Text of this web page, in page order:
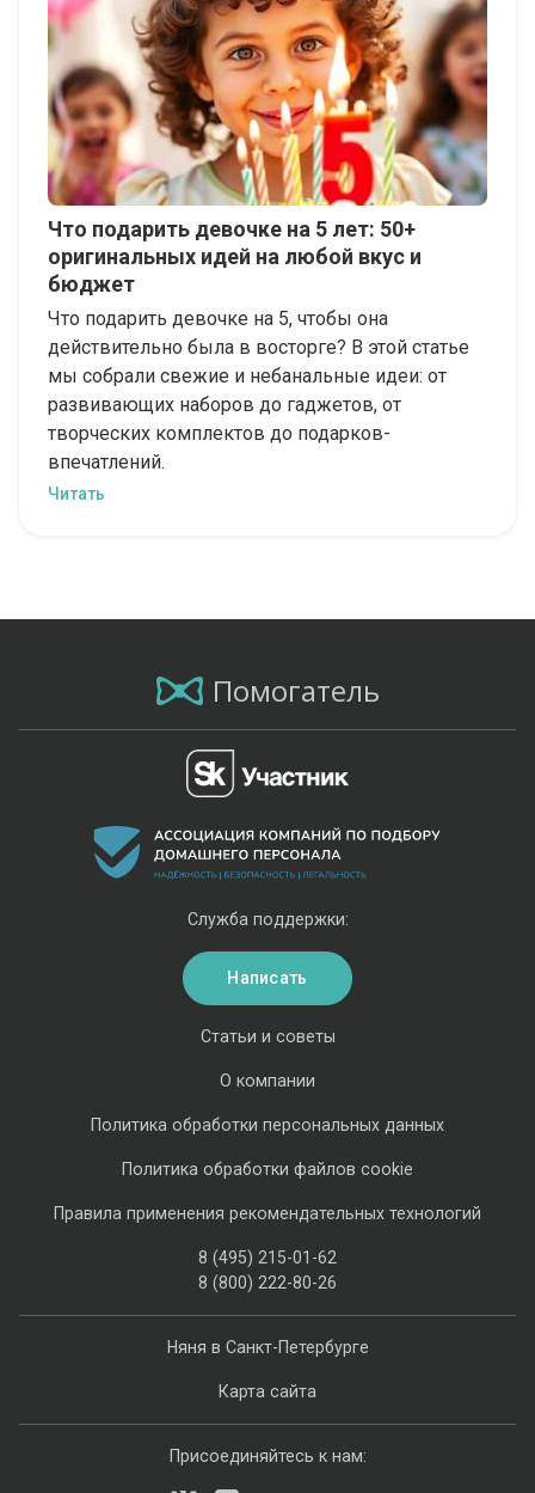
Что подарить девочке на 5 лет: 50+
оригинальных идей на любой вкус и
бюджет
Что подарить девочке на 5, чтобы она
действительно была в восторге? В этой статье
мы собрали свежие и небанальные идеи: от
развивающих наборов до гаджетов, от
творческих комплектов до подарков-
впечатлений.
Читать
Помогатель
Няня в Санкт-Петербурге
Карта сайта
Статьи и советы
О компании
Политика обработки персональных данных
Политика обработки файлов cookie
Правила применения рекомендательных технологий
8 (495) 215-01-62
8 (800) 222-80-26
Служба поддержки:
Написать
Присоединяйтесь к нам: